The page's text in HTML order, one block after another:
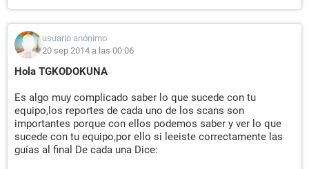
usuario anónimo
20 sep 2014 a las 00:06
Hola TGKODOKUNA
Es algo muy complicado saber lo que sucede con tu
equipo,los reportes de cada uno de los scans son
importantes porque con ellos podemos saber y ver lo que
sucede con tu equipo,por ello si leeiste correctamente las
guías al final De cada una Dice: